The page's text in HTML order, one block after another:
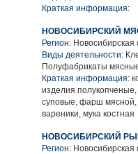
Краткая информация:
НОВОСИБИРСКИЙ
Регион: Новосибирская
Виды деятельности:
Полуфабрикаты
Краткая информация:
изделия
суповые, фарш мясной,
вареники, мука костная
НОВОСИБИРСКИЙ
Регион: Новосибирская